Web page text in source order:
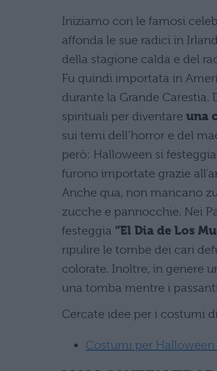
Iniziamo con le famosi
affonda le sue radici in
della stagione calda e del
Fu quindi importata in
durante la Grande Carestia.
spirituali per diventare una
sui temi dell’horror e del
però: Halloween si
furono importate grazie
Anche qua, non mancano
zucche e pannocchie. Nei
festeggia “El Dia de Los
ripulire le tombe dei cari
colorate. Inoltre, in genere
una tomba mentre i
Cercate idee per i costumi
Costumi per